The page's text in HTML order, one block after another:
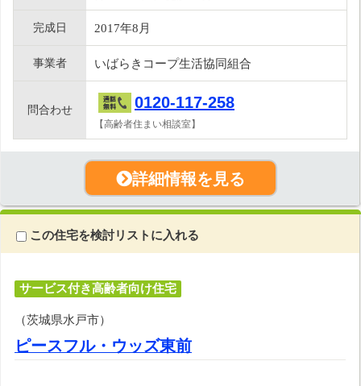
完成日 2017年8月
事業者 いばらきコープ生活協同組合
問合わせ 0120-117-258
【高齢者住まい相談室】
詳細情報を見る
この住宅を検討リストに入れる
サービス付き高齢者向け住宅
（茨城県水戸市）
ピースフル・ウッズ東前